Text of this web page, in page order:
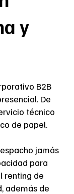
y
B2B
De
técnico
de papel.
jamás
para
renting de
además de